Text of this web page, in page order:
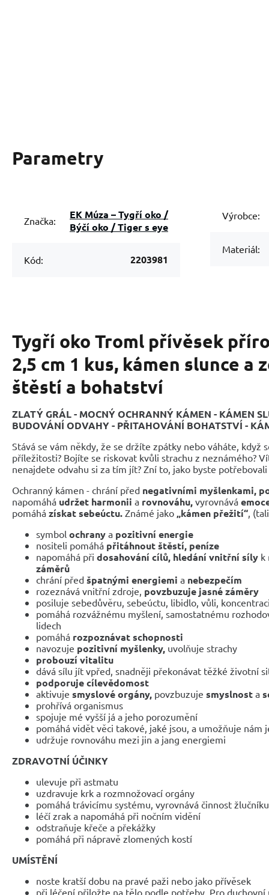
Parametry
Značka:
EK Múza – Tygří oko /
Býčí oko / Tiger s eye
Kód: 2203981
Výrobce:
Materiál:
Tygří oko Troml přívěsek
2,5 cm 1 kus, kámen slunce a
štěstí a bohatství
ZLATÝ GRÁL - MOCNÝ OCHRANNÝ KÁMEN - KÁMEN
BUDOVÁNÍ ODVAHY - PŘITAHOVÁNÍ BOHATSTVÍ -
Stává se vám někdy, že se držíte zpátky nebo váháte, když
příležitosti? Bojíte se riskovat kvůli strachu z neznámého?
nenajdete odvahu si za tím jít? Zní to, jako byste
Ochranný kámen - chrání před negativními myšlenkami,
napomáhá udržet harmonii a rovnováhu, vyrovnává
pomáhá získat sebeúctu. Známé jako „kámen přežití“ ,
symbol ochrany a pozitivní energie
nositeli pomáhá přitáhnout štěstí, peníze
napomáhá při dosahování cílů, hledání vnitřní síly k
záměrů
chrání před špatnými energiemi a nebezpečím
rozeznává vnitřní zdroje, povzbuzuje jasné záměry
posiluje sebedůvěru, sebeúctu, libidlo, vůli,
pomáhá rozvážnému myšlení, samostatnému
lidech
pomáhá rozpoznávat schopnosti
navozuje pozitivní myšlenky, uvolňuje strachy
probouzí vitalitu
dává sílu jít vpřed, snadněji překonávat těžké životní
podporuje cílevědomost
aktivuje smyslové orgány, povzbuzuje smyslnost a
prohřívá organismus
spojuje mé vyšší já a jeho porozumění
pomáhá vidět věci takové, jaké jsou, a umožňuje nám
udržuje rovnováhu mezi jin a jang energiemi
ZDRAVOTNÍ ÚČINKY
ulevuje při astmatu
uzdravuje krk a rozmnožovací orgány
pomáhá trávicímu systému, vyrovnává činnost
léčí zrak a napomáhá při nočním vidění
odstraňuje křeče a překážky
pomáhá při nápravě zlomených kostí
UMÍSTĚNÍ
noste kratší dobu na pravé paži nebo jako přívěsek
při léčení přiložte na tělo podle potřeby. Pro